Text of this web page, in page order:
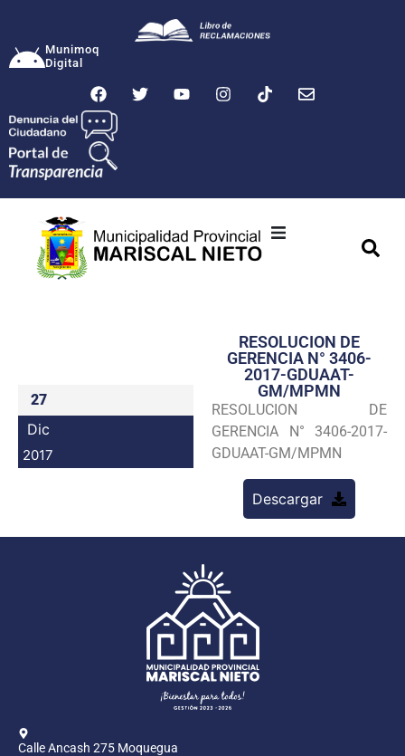
Munimoq
Digital
Transparencia
Seguridad
Programas
27
Dic
2017
RESOLUCION DE
GERENCIA N° 3406-
2017-GDUAAT-
GM/MPMN
RESOLUCION DE
GERENCIA N° 3406-2017-
GDUAAT-GM/MPMN
Descargar
Calle Ancash 275 Moquegua